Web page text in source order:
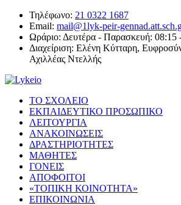
Τηλέφωνο: 21 0322 1687
Email: mail@1lyk-peir-
Ωράριο: Δευτέρα - Παρασκευή: 08:15
Διαχείριση: Ελένη Κύτταρη,
Αχιλλέας Ντελλής
ΤΟ ΣΧΟΛΕΙΟ
ΕΚΠΑΙΔΕΥΤΙΚΟ ΠΡΟΣΩΠΙΚΟ
ΛΕΙΤΟΥΡΓΙΑ
ΑΝΑΚΟΙΝΩΣΕΙΣ
ΔΡΑΣΤΗΡΙΟΤΗΤΕΣ
ΜΑΘΗΤΕΣ
ΓΟΝΕΙΣ
ΑΠΟΦΟΙΤΟΙ
«ΤΟΠΙΚΗ ΚΟΙΝΟΤΗΤΑ»
ΕΠΙΚΟΙΝΩΝΙΑ